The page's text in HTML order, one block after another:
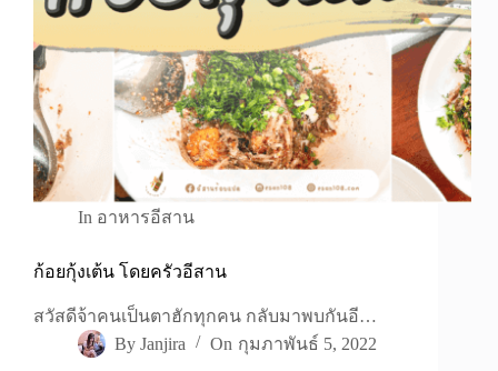
In อาหารอีสาน
ก้อยกุ้งเต้น โดยครัวอีสาน
สวัสดีจ้าคนเป็นตาฮักทุกคน กลับมาพบกันอี…
By Janjira On กุมภาพันธ์ 5, 2022